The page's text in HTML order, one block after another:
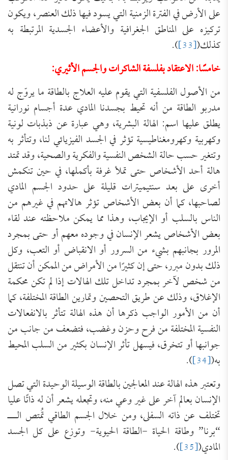
على الأرض في الفترة الزمنية التي يسود فيها ذلك العنصر، ويكون
تركيزه على المناطق الجغرافية والأعضاء الجسدية المرتبطة به
كذلك([33]
).
خامسًا: الاعتقاد بفلسفة الشاكرات والجسم الأثيري:
من الأصول الفلسفية التي يقوم عليه العلاج بالطاقة ما يروّج له
مدربو الطاقة من أنه تحيط بجسدنا المادي عدة أجسام نورانية
يطلق عليها اسم: الهالة البشرية، وهي عبارة عن ذبذبات لونية
وكهربية وكهرومغناطيسية تؤثر في الجسد الفيزيائي لنا، وتتأثر به
وتتغير حسب حالة الشخص النفسية والفكرية والصحية، وقد تمتد
هالة أحد الأشخاص حتى تملأ غرفة بأكملها، في حين تنكمش
أخرى على بعد سنتيميترات قليلة على حدود الجسم المادي
لصاحبها، كما أن بعض الأشخاص تؤثر هالاتهم في غيرهم من
الناس بالسلب أو الإيجاب، وهذا مما يمكن ملاحظته عند لقاء
بعض الأشخاص يشعر الإنسان في وجوده معهم أو حتى بمجرد
المرور بجانبهم بشيء من السرور أو الانقباض أو التعب، وكل
ذلك بدون مبرر، حتى إن كثيرًا من الأمراض من الممكن أن تنتقل
من شخص لآخر بمجرد تداخل تلك الهالات إذا لم تكن محكمة
الإغلاق، وذلك عن طريق التحصين وتمارين الطاقة المختلفة، كما
أن من الأمور الواجب ذكرها أن هذه الهالة تتأثر بالانفعالات
النفسية المختلفة من فرح وحزن وغضب، فتضعف من جانب من
جوانبها أو تتخرق، فيسهل تأثر الإنسان بكثير من السلب المحيط
به([34]
).
وتعتبر هذه الهالة عند المعالجين بالطاقة الوسيلة الوحيدة التي تصل
الإنسان بعالم آخر على غير وعي منه، وتجعله يشعر أن له ذاتًا عليا
تختلف عن ذاته السفلى، ومن خلال الجسم الطاقي تُمتص الـــ
“برنا” وطاقة الحياة -الطاقة الحيوية- وتوزع على كل الجسد
المادي([35]
).